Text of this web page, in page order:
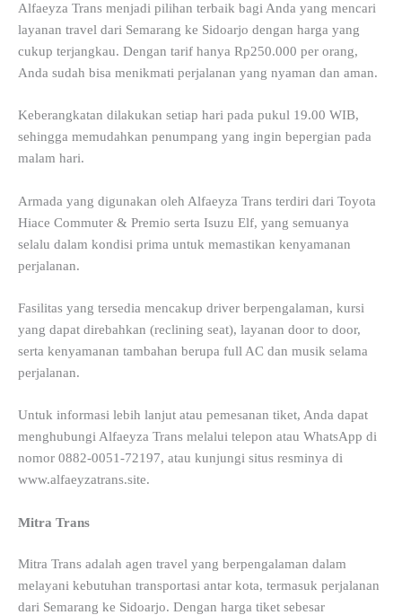
Alfaeyza Trans menjadi pilihan terbaik bagi Anda yang mencari
layanan travel dari Semarang ke Sidoarjo dengan harga yang
cukup terjangkau. Dengan tarif hanya Rp250.000 per orang,
Anda sudah bisa menikmati perjalanan yang nyaman dan aman.
Keberangkatan dilakukan setiap hari pada pukul 19.00 WIB,
sehingga memudahkan penumpang yang ingin bepergian pada
malam hari.
Armada yang digunakan oleh Alfaeyza Trans terdiri dari Toyota
Hiace Commuter & Premio serta Isuzu Elf, yang semuanya
selalu dalam kondisi prima untuk memastikan kenyamanan
perjalanan.
Fasilitas yang tersedia mencakup driver berpengalaman, kursi
yang dapat direbahkan (reclining seat), layanan door to door,
serta kenyamanan tambahan berupa full AC dan musik selama
perjalanan.
Untuk informasi lebih lanjut atau pemesanan tiket, Anda dapat
menghubungi Alfaeyza Trans melalui telepon atau WhatsApp di
nomor 0882-0051-72197, atau kunjungi situs resminya di
www.alfaeyzatrans.site.
Mitra Trans
Mitra Trans adalah agen travel yang berpengalaman dalam
melayani kebutuhan transportasi antar kota, termasuk perjalanan
dari Semarang ke Sidoarjo. Dengan harga tiket sebesar